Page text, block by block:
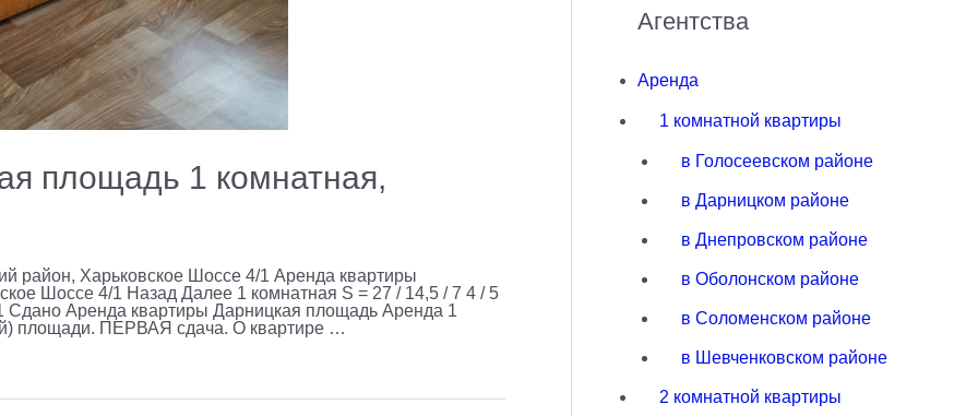
площадь 1 комнатная,
район, Харьковское Шоссе 4/1 Аренда квартиры
Шоссе 4/1 Назад Далее 1 комнатная S = 27 / 14,5 / 7 4 / 5
Сдано Аренда квартиры Дарницкая площадь Аренда 1
площади. ПЕРВАЯ сдача. О квартире …
Агентства
Аренда
1 комнатной квартиры
в Голосеевском районе
в Дарницком районе
в Днепровском районе
в Оболонском районе
в Соломенском районе
в Шевченковском районе
2 комнатной квартиры